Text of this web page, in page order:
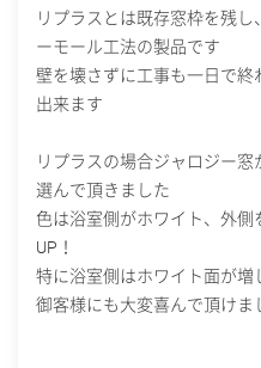
リプラスとは既存窓枠を残
ーモール工法の製品です
壁を壊さずに工事も一日で
出来ます
リプラスの場合ジャロジー
選んで頂きました
色は浴室側がホワイト、外
UP！
特に浴室側はホワイト面が増
御客様にも大変喜んで頂けま